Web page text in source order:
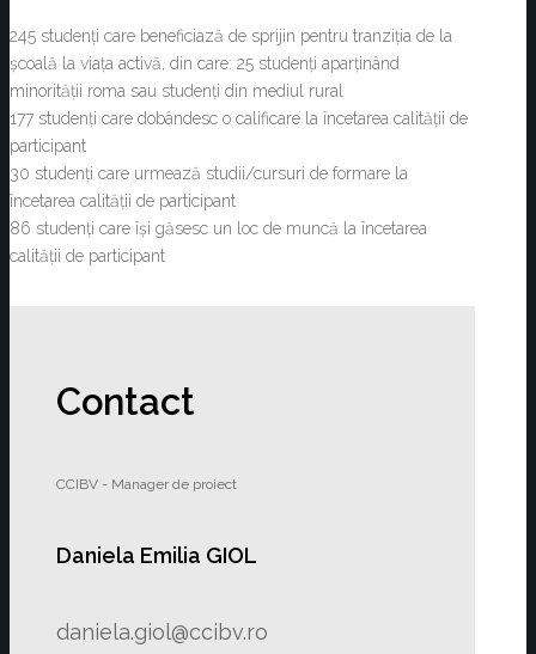
245 studenţi care beneficiază de sprijin pentru tranziţia de la
şcoală la viaţa activă, din care: 25 studenţi aparţinând
minorităţii roma sau studenţi din mediul rural
177 studenţi care dobândesc o calificare la încetarea calităţii de
participant
30 studenţi care urmează studii/cursuri de formare la
încetarea calităţii de participant
86 studenţi care îşi găsesc un loc de muncă la încetarea
calităţii de participant
Contact
CCIBV - Manager de proiect
Daniela Emilia GIOL
daniela.giol@ccibv.ro